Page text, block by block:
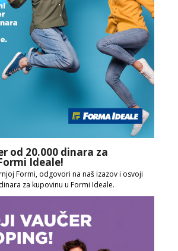
od 20.000 dinara za
Ideale!
Formi, odgovori na naš izazov i osvoji
za kupovinu u Formi Ideale.